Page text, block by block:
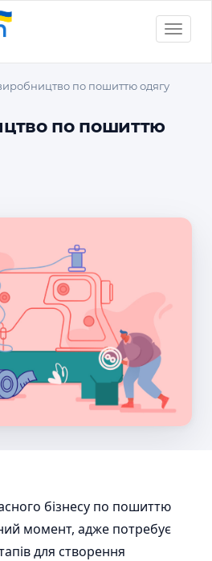
Toggle
по пошиттю одягу
по пошиттю
бізнесу по пошиттю
момент, адже потребує
для створення